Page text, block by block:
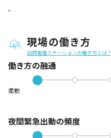
-
現場の働き方
訪問看護ステーションの働き方とは？
働き方の融通
柔軟
夜間緊急出動の頻度